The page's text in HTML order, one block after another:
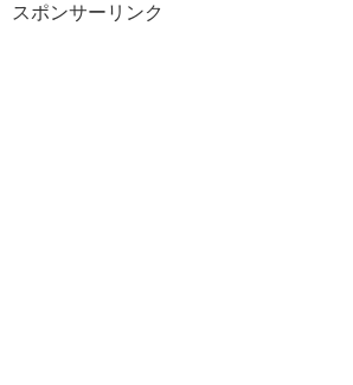
スポンサーリンク